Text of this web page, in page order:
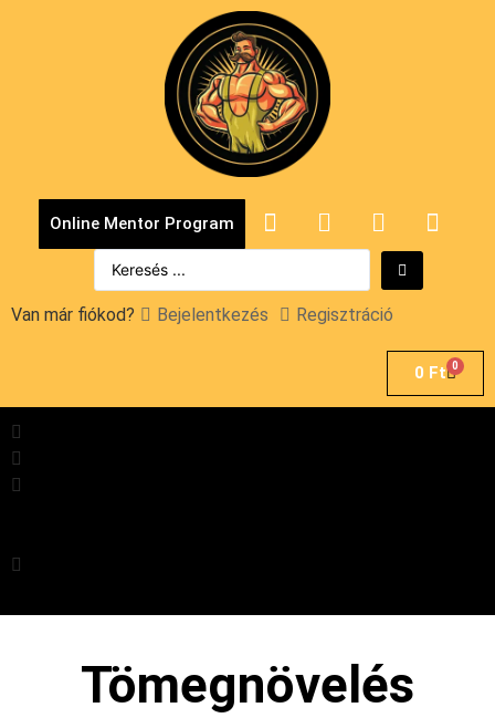
Online Mentor Program
Van már fiókod? Bejelentkezés Regisztráció
0 Ft 0
Tömegnövelés